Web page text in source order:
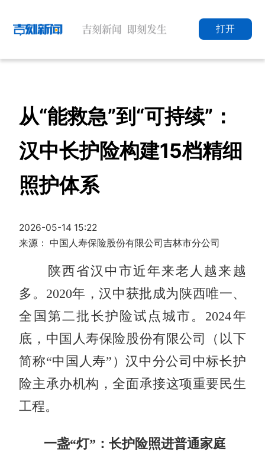
打开
从“能救急”到“可持续”：
汉中长护险构建15档精细
照护体系
2026-05-14 15:22
来源： 中国人寿保险股份有限公司吉林市分公司
陕西省汉中市近年来老人越来越
多。2020年，汉中获批成为陕西唯一、
全国第二批长护险试点城市。2024年
底，中国人寿保险股份有限公司（以下
简称“中国人寿”）汉中分公司中标长护
险主承办机构，全面承接这项重要民生
工程。
一盏“灯”：长护险照进普通家庭